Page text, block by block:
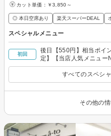
カット単価： ￥3,850～
◎ 本日空席あり 楽天スーパーDEAL
スペシャルメニュー
初回
後日【550円】相当ポイ
定】【当店人気メニュー
皮ケア＋似合わせカット
すべてのスペシ
その他の